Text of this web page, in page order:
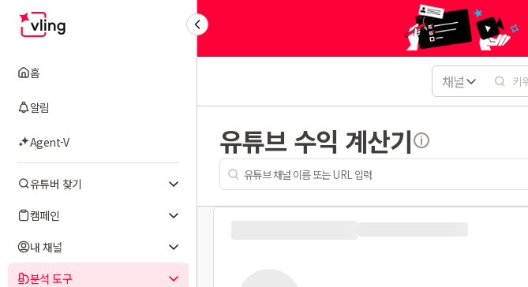
홈
알림
Agent-V
유튜버 찾기
캠페인
내 채널
분석 도구
채널
유튜브 수익 계산기